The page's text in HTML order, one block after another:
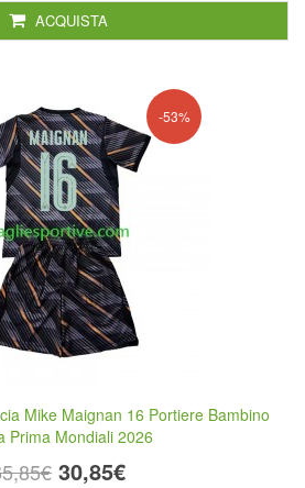
ACQUISTA
-53%
Mike Maignan 16 Portiere Bambino
Prima Mondiali 2026
30,85€